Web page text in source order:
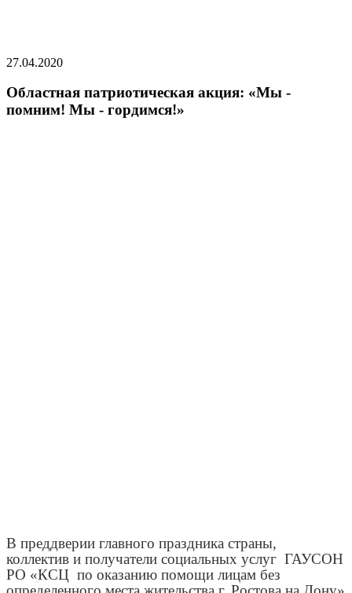
27.04.2020
Областная патриотическая акция: «Мы -
помним! Мы - гордимся!»
В преддверии главного праздника страны,
коллектив и получатели социальных услуг ГАУСОН
РО «КСЦ по оказанию помощи лицам без